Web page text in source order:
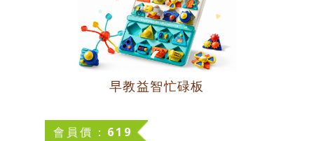
早教益智忙碌板
會員價：619